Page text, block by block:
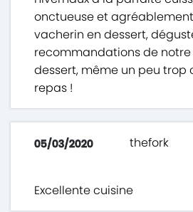
onctueuse et
vacherin en dessert,
recommandations de notre
dessert, même un peu trop
repas !
05/03/2020 thefork
Excellente cuisine